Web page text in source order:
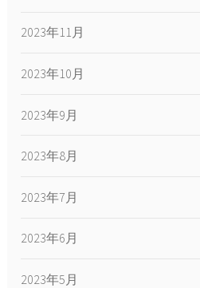
2023年11月
2023年10月
2023年9月
2023年8月
2023年7月
2023年6月
2023年5月